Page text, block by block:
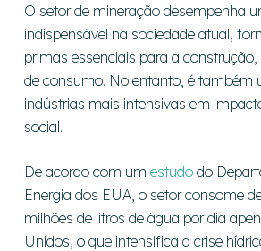
O setor de mineração desempenha
indispensável na sociedade atual,
primas essenciais para a
de consumo. No entanto, é também
indústrias mais intensivas em
social.
De acordo com um estudodo
Energia dos EUA, o setor consome
milhões de litros de água por dia
Unidos, o que intensifica a crise